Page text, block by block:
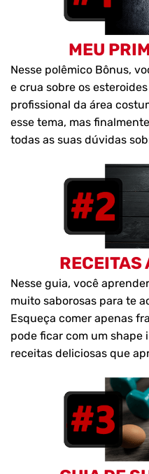
MEU
Nesse polêmico Bônus,
e crua sobre os
profissional da área
esse tema, mas
todas as suas dúvidas
RECEITAS
Nesse guia, você
muito saborosas para te
Esqueça comer apenas
pode ficar com um shape
receitas deliciosas que